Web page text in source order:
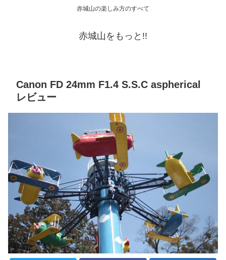
赤城山の楽しみ方のすべて
赤城山をもっと!!
Canon FD 24mm F1.4 S.S.C aspherical
レビュー